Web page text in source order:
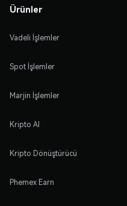
Ürünler
Vadeli İşlemler
Spot İşlemler
Marjin İşlemler
Kripto Al
Kripto Dönüştürücü
Phemex Earn